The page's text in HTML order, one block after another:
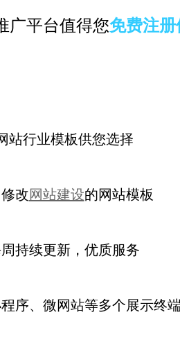
广平台值得您免费注册
站行业模板供您选择
改网站建设的网站模板
持续更新，优质服务
序、微网站等多个展示终